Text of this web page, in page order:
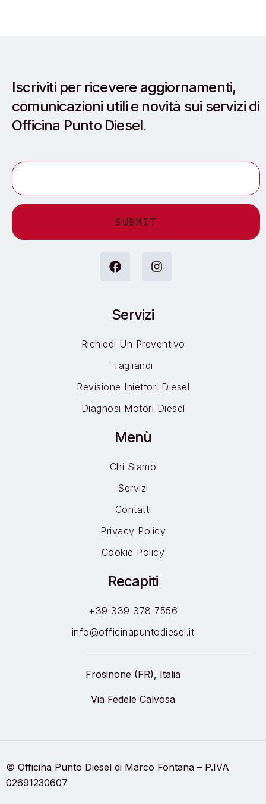
Iscriviti per ricevere aggiornamenti,
comunicazioni utili e novità sui servizi di
Officina Punto Diesel.
Servizi
Richiedi Un Preventivo
Tagliandi
Revisione Iniettori Diesel
Diagnosi Motori Diesel
Menù
Chi Siamo
Servizi
Contatti
Privacy Policy
Cookie Policy
Recapiti
+39 339 378 7556
info@officinapuntodiesel.it
Frosinone (FR), Italia
Via Fedele Calvosa
© Officina Punto Diesel di Marco Fontana – P.IVA
02691230607